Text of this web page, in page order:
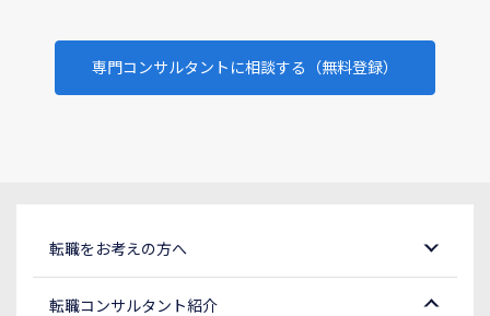
専門コンサルタントに相談する（無料登録）
転職をお考えの方へ
転職コンサルタント紹介